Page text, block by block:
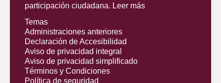
participación ciudadana. Leer más
Temas
Administraciones anteriores
Declaración de Accesibilidad
Aviso de privacidad integral
Aviso de privacidad simplificado
Términos y Condiciones
Política de seguridad